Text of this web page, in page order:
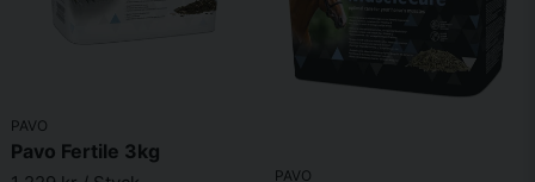
1,875
mg
Vitamin E
PAVO
Pavo Fertile 3kg
PAVO